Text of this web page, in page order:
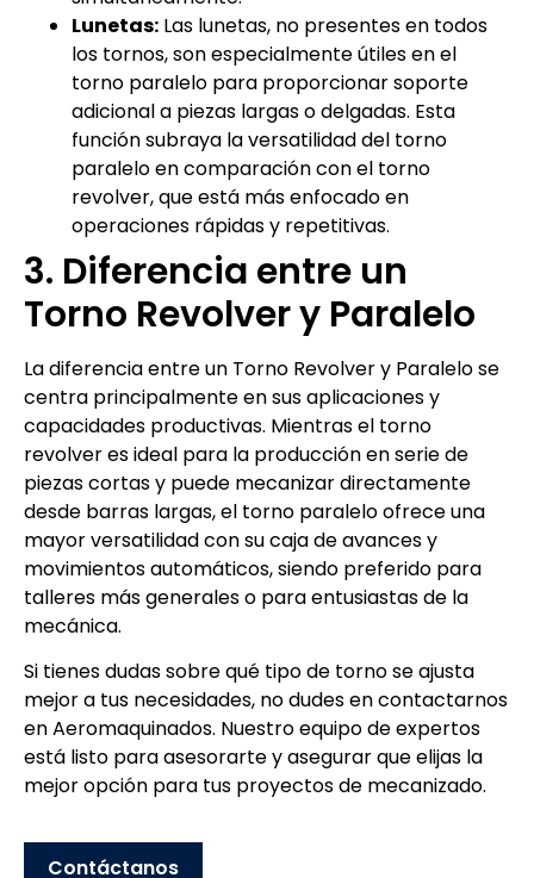
Lunetas: Las lunetas, no presentes en todos
los tornos, son especialmente útiles en el
torno paralelo para proporcionar soporte
adicional a piezas largas o delgadas. Esta
función subraya la versatilidad del torno
paralelo en comparación con el torno
revolver, que está más enfocado en
operaciones rápidas y repetitivas.
3. Diferencia entre un
Torno Revolver y Paralelo
La diferencia entre un Torno Revolver y Paralelo se
centra principalmente en sus aplicaciones y
capacidades productivas. Mientras el torno
revolver es ideal para la producción en serie de
piezas cortas y puede mecanizar directamente
desde barras largas, el torno paralelo ofrece una
mayor versatilidad con su caja de avances y
movimientos automáticos, siendo preferido para
talleres más generales o para entusiastas de la
mecánica.
Si tienes dudas sobre qué tipo de torno se ajusta
mejor a tus necesidades, no dudes en contactarnos
en Aeromaquinados. Nuestro equipo de expertos
está listo para asesorarte y asegurar que elijas la
mejor opción para tus proyectos de mecanizado.
Contáctanos